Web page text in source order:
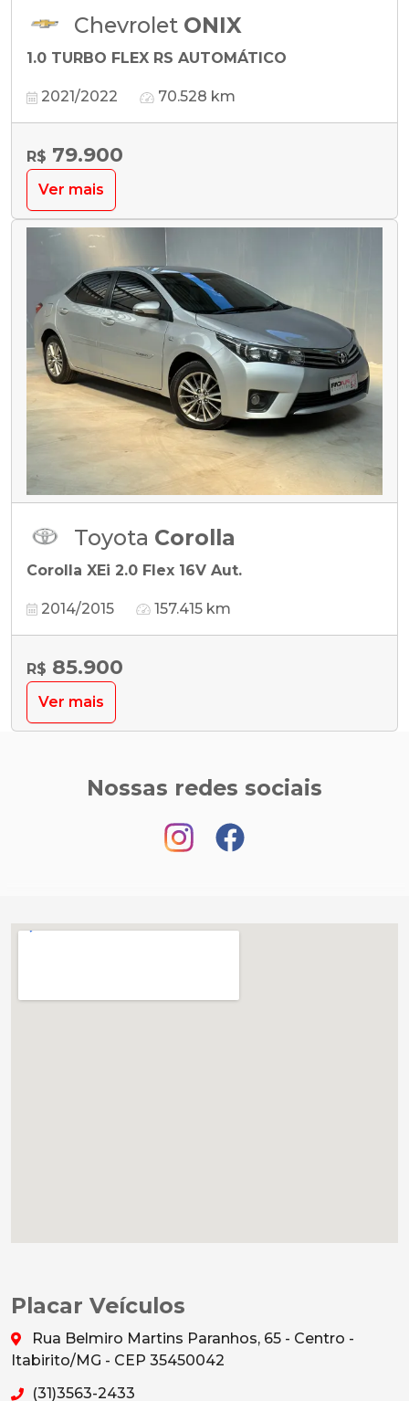
Chevrolet ONIX
1.0 TURBO FLEX RS AUTOMÁTICO
2021/2022 70.528 km
R$ 79.900
Ver mais
Toyota Corolla
Corolla XEi 2.0 Flex 16V Aut.
2014/2015 157.415 km
R$ 85.900
Ver mais
Nossas redes sociais
Placar Veículos
Rua Belmiro Martins Paranhos, 65 - Centro -
Itabirito/MG - CEP 35450042
(31)3563-2433